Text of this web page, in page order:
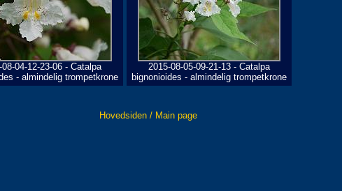
08-04-12-23-06 - Catalpa
- almindelig trompetkrone
2015-08-05-09-21-13 - Catalpa
bignonioides - almindelig trompetkrone
Hovedsiden / Main page